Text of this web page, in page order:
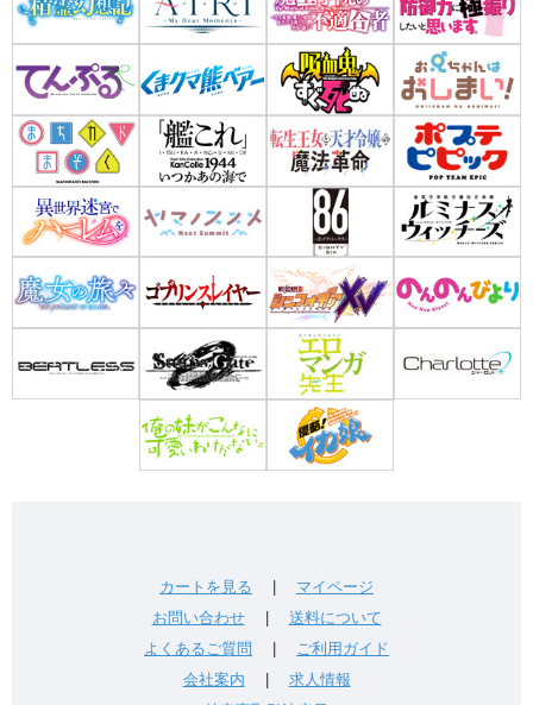
カートを見る
マイページ
お問い合わせ| 送料について
よくあるご質問
ご利用ガイド
会社案内
求人情報